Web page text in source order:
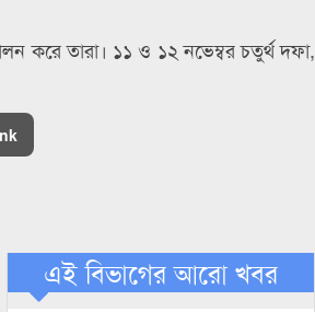
করে তারা। ১১ ও ১২ নভেম্বর চতুর্থ দফা,
এই বিভাগের আরো খবর